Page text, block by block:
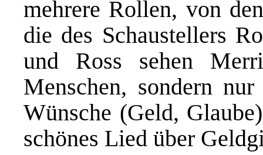
mehrere Rollen, von
die des Schaustellers
und Ross sehen
Menschen, sondern
Wünsche (Geld,
schönes Lied über